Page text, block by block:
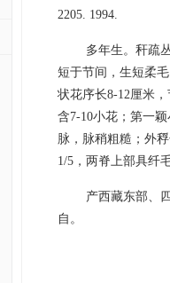
2205. 1994.
多年生。秆疏
短于节间，生短柔
状花序长8-12厘米
含7-10小花；第一
脉，脉稍粗糙；外
1/5，两脊上部具纤
产西藏东部、
自。